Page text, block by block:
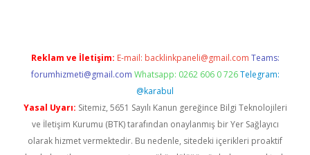
Reklam ve İletişim: E-mail: backlinkpaneli@gmail.com Teams:
forumhizmeti@gmail.com Whatsapp: 0262 606 0 726 Telegram:
@karabul
Yasal Uyarı: Sitemiz, 5651 Sayılı Kanun gereğince Bilgi Teknolojileri
ve İletişim Kurumu (BTK) tarafından onaylanmış bir Yer Sağlayıcı
olarak hizmet vermektedir. Bu nedenle, sitedeki içerikleri proaktif